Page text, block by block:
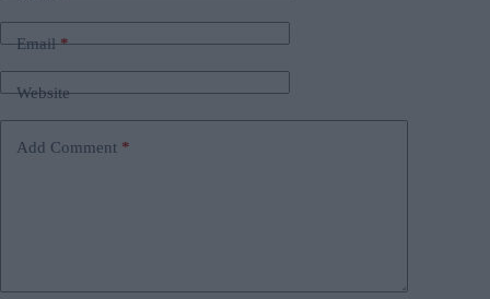
Email*
Website
Add Comment *